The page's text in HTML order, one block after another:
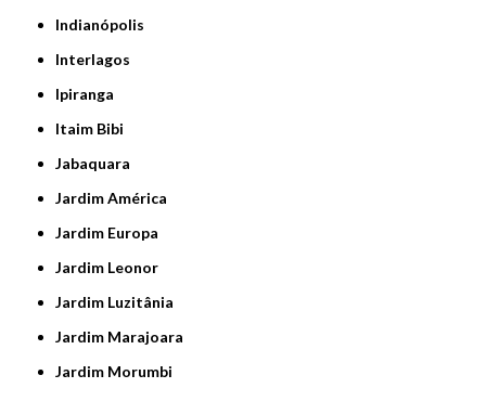
Indianópolis
Interlagos
Ipiranga
Itaim Bibi
Jabaquara
Jardim América
Jardim Europa
Jardim Leonor
Jardim Luzitânia
Jardim Marajoara
Jardim Morumbi